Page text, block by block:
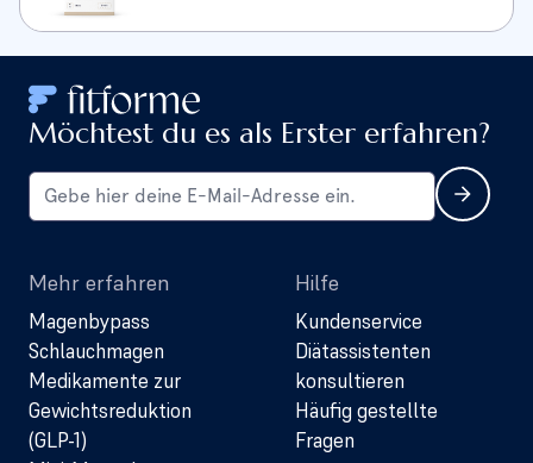
Möchtest du es als Erster erfahren?
Mehr erfahren
Magenbypass
Schlauchmagen
Medikamente zur
Gewichtsreduktion
(GLP-1)
Hilfe
Kundenservice
Diätassistenten
konsultieren
Häufig gestellte
Fragen